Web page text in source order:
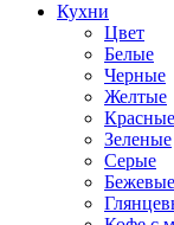
Кухни
Цвет
Белые
Черные
Желтые
Красные
Зеленые
Серые
Бежевые